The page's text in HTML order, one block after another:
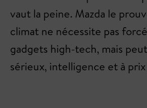
vaut la peine. Mazda le
climat ne nécessite pas
gadgets high-tech, mais
sérieux, intelligence et à prix